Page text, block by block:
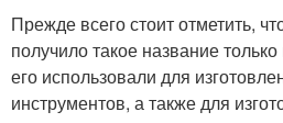
Прежде всего стоит отметить,
получило такое название
его использовали для
инструментов, а также для